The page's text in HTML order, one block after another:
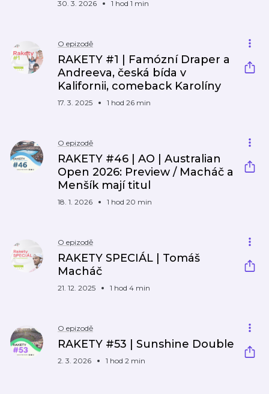
30. 3. 2026 1 hod 1 min
O epizodě
RAKETY #1 | Famózní Draper a
Andreeva, česká bída v
Kalifornii, comeback Karolíny
17. 3. 2025 1 hod 26 min
O epizodě
RAKETY #46 | AO | Australian
Open 2026: Preview / Macháč a
Menšík mají titul
18. 1. 2026 1 hod 20 min
O epizodě
RAKETY SPECIÁL | Tomáš
Macháč
21. 12. 2025 1 hod 4 min
O epizodě
RAKETY #53 | Sunshine Double
2. 3. 2026 1 hod 2 min